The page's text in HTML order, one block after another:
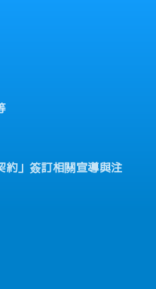
約」簽訂相關宣導與注